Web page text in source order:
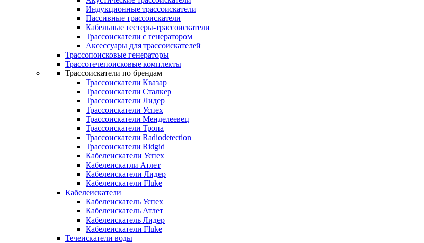
Индукционные трассоискатели
Пассивные трассоискатели
Кабельные тестеры-трассоискатели
Трассоискатели с генератором
Аксессуары для трассоискателей
Трассопоисковые генераторы
Трассотечепоисковые комплекты
Трассоискатели по брендам
Трассоискатели Квазар
Трассоискатели Сталкер
Трассоискатели Лидер
Трассоискатели Успех
Трассоискатели Менделеевец
Трассоискатели Тропа
Трассоискатели Radiodetection
Трассоискатели Ridgid
Кабелеискатели Успех
Кабелеискатли Атлет
Кабелеискатели Лидер
Кабелеискатели Fluke
Кабелеискатели
Кабелеискатель Успех
Кабелеискатель Атлет
Кабелеискатель Лидер
Кабелеискатели Fluke
Течеискатели воды